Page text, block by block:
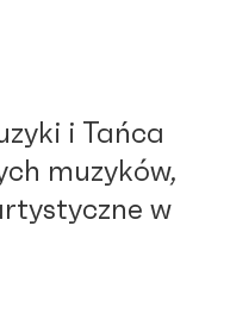
i Tańca
muzyków,
w